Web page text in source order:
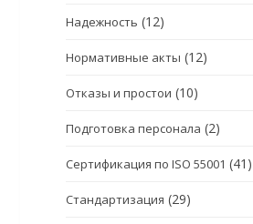
Надежность (12)
Нормативные акты (12)
Отказы и простои (10)
Подготовка персонала (2)
Сертификация по ISO 55001 (41)
Стандартизация (29)